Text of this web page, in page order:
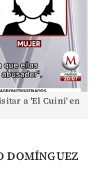
a 'El Cuini' en
DOMÍNGUEZ